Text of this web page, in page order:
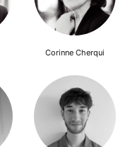
Corinne Cherqui